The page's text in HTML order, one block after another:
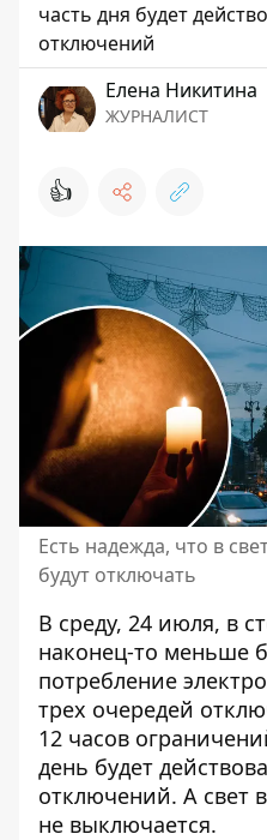
часть дня будет
отключений
Елена Никитина
ЖУРНАЛИСТ
👍
Есть надежда, что в
будут отключать
В среду, 24 июля, в
наконец-то меньше
потребление
трех очередей
12 часов
день будет
отключений. А свет
не выключается.